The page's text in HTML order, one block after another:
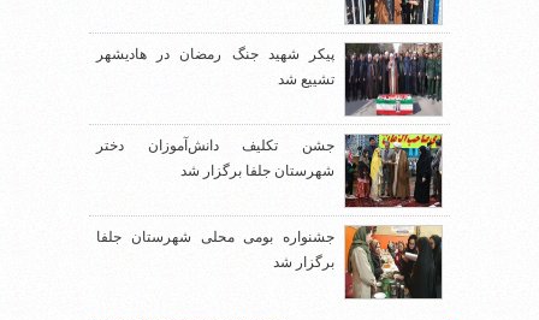
پیکر شهید جنگ رمضان در هادیشهر
تشییع شد
جشن تکلیف دانش‌آموزان دختر
شهرستان جلفا برگزار شد
جشنواره بومی محلی شهرستان جلفا
برگزار شد